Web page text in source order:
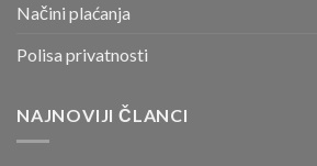
Načini plaćanja
Polisa privatnosti
NAJNOVIJI ČLANCI